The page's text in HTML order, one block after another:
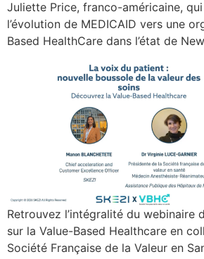
Juliette Price, franco-américaine,
l’évolution de MEDICAID vers une
Based HealthCare dans l’état de
Retrouvez l’intégralité du webinaire
sur la Value-Based Healthcare en
Société Française de la Valeur en